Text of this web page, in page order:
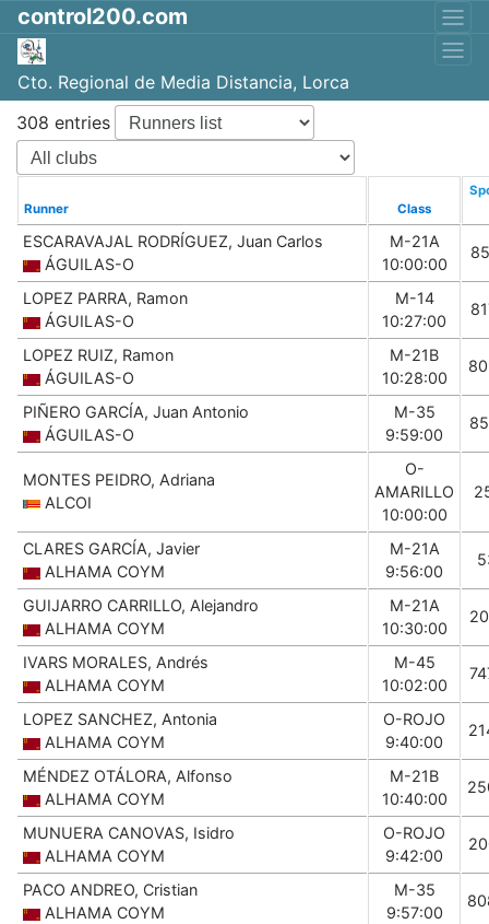
control200.com
Cto. Regional de Media Distancia, Lorca
308 entries
Runner Class
ESCARAVAJAL RODRÍGUEZ, Juan Carlos
ÁGUILAS-O
M-21A
10:00:00
LOPEZ PARRA, Ramon
ÁGUILAS-O
M-14
10:27:00
LOPEZ RUIZ, Ramon
ÁGUILAS-O
M-21B
10:28:00
PIÑERO GARCÍA, Juan Antonio
ÁGUILAS-O
M-35
9:59:00
MONTES PEIDRO, Adriana
ALCOI
O-
AMARILLO
10:00:00
CLARES GARCÍA, Javier
ALHAMA COYM
M-21A
9:56:00
GUIJARRO CARRILLO, Alejandro
ALHAMA COYM
M-21A
10:30:00
IVARS MORALES, Andrés
ALHAMA COYM
M-45
10:02:00
LOPEZ SANCHEZ, Antonia
ALHAMA COYM
O-ROJO
9:40:00
MÉNDEZ OTÁLORA, Alfonso
ALHAMA COYM
M-21B
10:40:00
MUNUERA CANOVAS, Isidro
ALHAMA COYM
O-ROJO
9:42:00
PACO ANDREO, Cristian
ALHAMA COYM
M-35
9:57:00